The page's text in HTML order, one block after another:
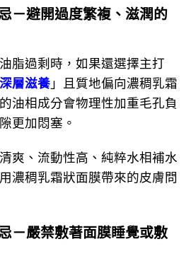
－避開過度繁複、滋潤的
過剩時，如果還選擇主打
層滋養 」且質地偏向濃稠乳霜
油相成分會物理性加重毛孔負
更加悶塞。
、流動性高、純粹水相補水
濃稠乳霜狀面膜帶來的皮膚問
－嚴禁敷著面膜睡覺或敷